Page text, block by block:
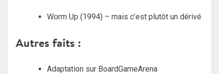
Worm Up (1994) – mais c’est plutôt un dérivé
Autres faits :
Adaptation sur BoardGameArena